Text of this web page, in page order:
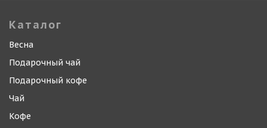
Каталог
Весна
Подарочный чай
Подарочный кофе
Чай
Кофе